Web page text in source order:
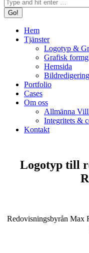
Hem
Tjänster
Logotyp &
Grafisk
Hemsida
Bildredigering
Portfolio
Cases
Om oss
Allmänna
Integritets &
Kontakt
Logotyp till
Redovisningsbyrån Max